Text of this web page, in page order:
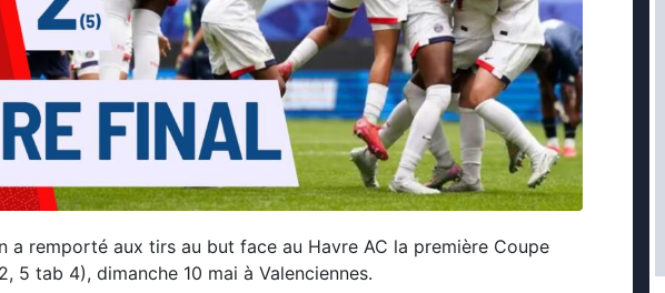
a remporté aux tirs au but face au Havre AC la première Coupe
5 tab 4), dimanche 10 mai à Valenciennes.